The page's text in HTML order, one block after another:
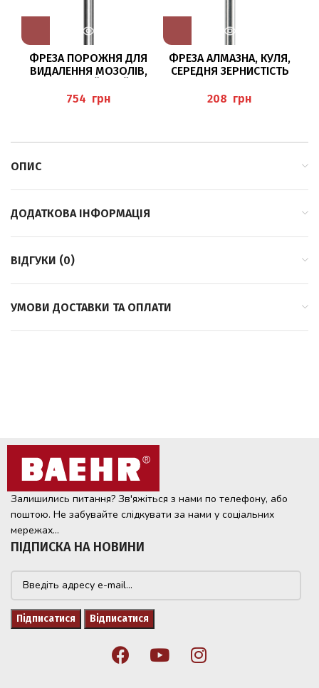
ФРЕЗА ПОРОЖНЯ ДЛЯ
ВИДАЛЕННЯ МОЗОЛІВ,
224RS/018 BUSCH
грн
ФРЕЗА АЛМАЗНА, КУЛЯ,
СЕРЕДНЯ ЗЕРНИСТІСТЬ
грн
ОПИС
ДОДАТКОВА ІНФОРМАЦІЯ
ВІДГУКИ (0)
УМОВИ ДОСТАВКИ ТА ОПЛАТИ
Залишились питання? Зв'яжіться з нами по телефону, або
поштою. Не забувайте слідкувати за нами у соціальних
мережах...
ПІДПИСКА НА НОВИНИ